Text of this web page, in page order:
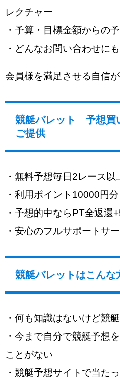
レクチャー
・予算・目標金額からの
・どんなお問い合わせに
会員様を満足させる自信
競艇バレット 予想買
ご提供
・無料予想毎日2レース以
・利用ポイント10000円
・予想的中ならPT全返還
・安心のフルサポートサ
競艇バレットはこんな
・何も知識はないけど競
・今まで自分で競艇予想
ことがない
・競艇予想サイトで当た